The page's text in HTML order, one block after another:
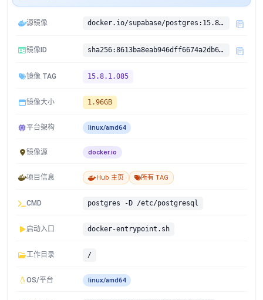
源镜像 docker.io/supabase/postgres:15.8.1.085
镜像ID sha256:8613ba8eab946dff6674a2db6aab75b80aa101da39035fe20f62b0c7591ab35d
镜像 TAG 15.8.1.085
镜像大小 1.96GB
平台架构 linux/amd64
镜像源 docker.io
项目信息 Hub 主页 所有 TAG
CMD postgres -D /etc/postgresql
启动入口 docker-entrypoint.sh
工作目录 /
OS/平台 linux/amd64